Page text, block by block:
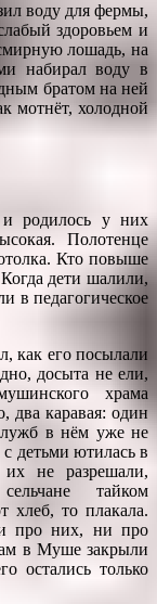
воду для фермы,
здоровьем и
лошадь, на
набирал воду в
братом на ней
мотнёт, холодной
родилось у них
Полотенце
Кто повыше
дети шалили,
в педагогическое
как его посылали
досыта не ели,
храма
два каравая: один
в нём уже не
детьми ютилась в
не разрешали,
тайком
хлеб, то плакала.
про них, ни про
в Муше закрыли
остались только